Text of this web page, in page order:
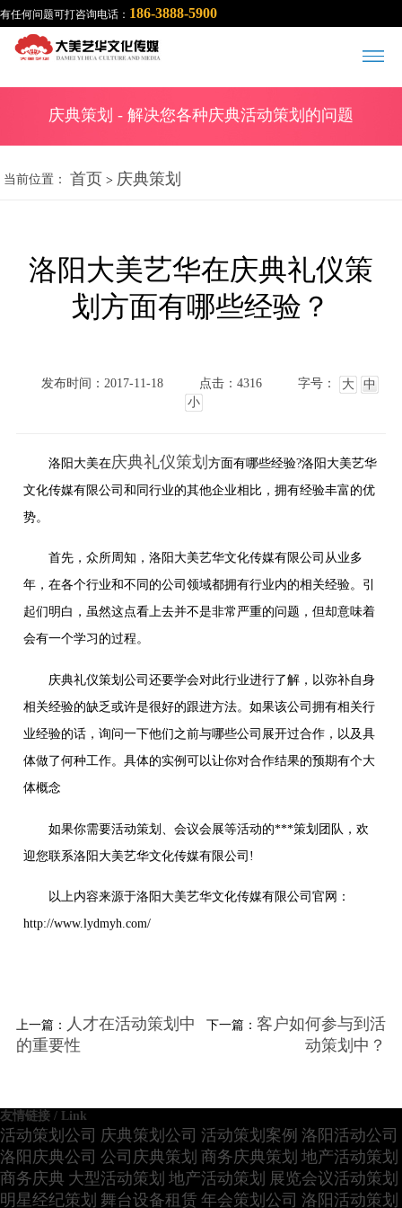
有任何问题可打咨询电话： 186-3888-5900
庆典策划 - 解决您各种庆典活动策划的问题
当前位置： 首页 > 庆典策划
洛阳大美艺华在庆典礼仪策
划方面有哪些经验？
发布时间：2017-11-18 点击：4316 字号： 大
中
小
洛阳大美在庆典礼仪策划方面有哪些经验?洛阳大美艺华
文化传媒有限公司和同行业的其他企业相比，拥有经验丰富的优
势。
首先，众所周知，洛阳大美艺华文化传媒有限公司从业多
年，在各个行业和不同的公司领域都拥有行业内的相关经验。引
起们明白，虽然这点看上去并不是非常严重的问题，但却意味着
会有一个学习的过程。
庆典礼仪策划公司还要学会对此行业进行了解，以弥补自身
相关经验的缺乏或许是很好的跟进方法。如果该公司拥有相关行
业经验的话，询问一下他们之前与哪些公司展开过合作，以及具
体做了何种工作。具体的实例可以让你对合作结果的预期有个大
体概念
如果你需要活动策划、会议会展等活动的***策划团队，欢
迎您联系洛阳大美艺华文化传媒有限公司!
以上内容来源于洛阳大美艺华文化传媒有限公司官网：
http://www.lydmyh.com/
上一篇： 人才在活动策划中
的重要性
下一篇：客户如何参与到活
动策划中？
友情链接 / Link
活动策划公司 庆典策划公司 活动策划案例 洛阳活动公司
洛阳庆典公司 公司庆典策划 商务庆典策划 地产活动策划
商务庆典 大型活动策划 地产活动策划 展览会议活动策划
明星经纪策划 舞台设备租赁 年会策划公司 洛阳活动策划